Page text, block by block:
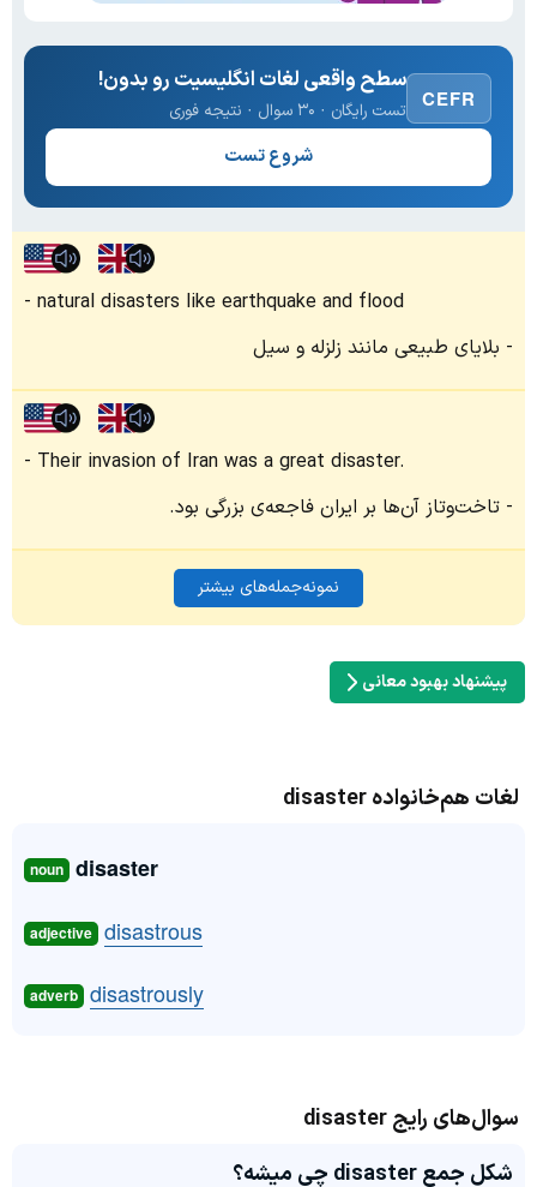
CEFR
سطح واقعی لغات انگلیسیت رو بدون!
تست رایگان · ۳۰ سوال · نتیجه فوری
شروع تست
natural disasters like earthquake and flood
بلایای طبیعی مانند زلزله و سیل
Their invasion of Iran was a great disaster.
تاخت‌وتاز آن‌ها بر ایران فاجعه‌ی بزرگی بود.
نمونه‌جمله‌های بیشتر
پیشنهاد بهبود معانی
لغات هم‌خانواده disaster
noun disaster
adjective disastrous
adverb disastrously
سوال‌های رایج disaster
شکل جمع disaster چی میشه؟